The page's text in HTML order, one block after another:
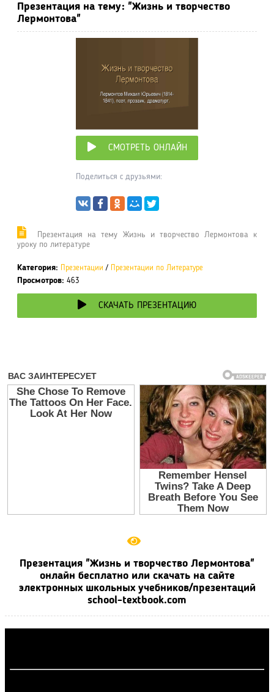
Презентация на тему: "Жизнь и творчество
Лермонтова"
СМОТРЕТЬ ОНЛАЙН
Поделиться с друзьями:
Презентация на тему Жизнь и творчество Лермонтова к
уроку по литературе
Категория: Презентации / Презентации по Литературе
Просмотров: 463
СКАЧАТЬ ПРЕЗЕНТАЦИЮ
Презентация "Жизнь и творчество Лермонтова"
онлайн бесплатно или скачать на сайте
электронных школьных учебников/презентаций
school-textbook.com